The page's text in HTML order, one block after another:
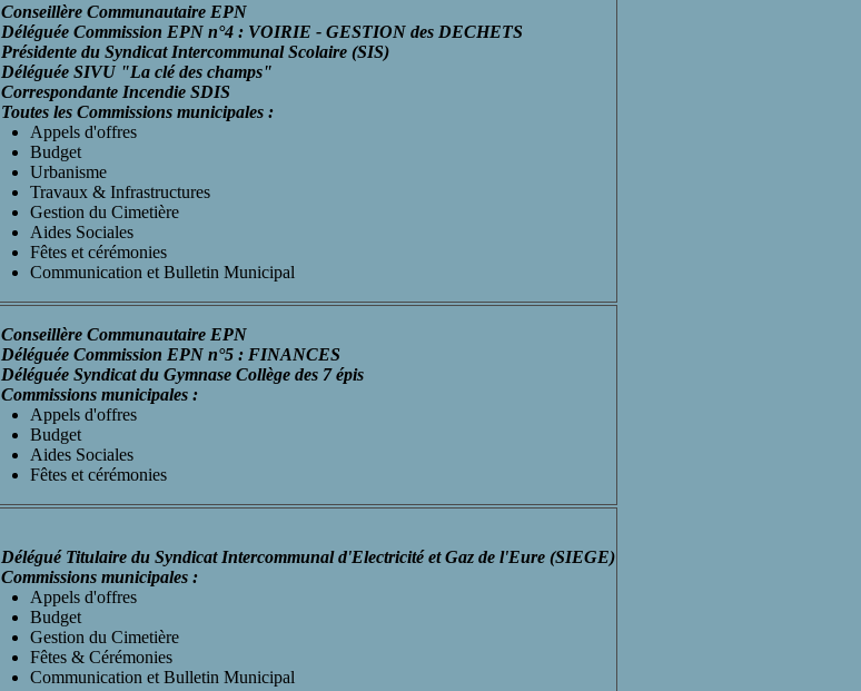
Conseillère Communautaire EPN
Déléguée Commission EPN n°4 : VOIRIE - GESTION des DECHETS
Présidente du Syndicat Intercommunal Scolaire (SIS)
Déléguée SIVU "La clé des champs"
Correspondante Incendie SDIS
Toutes les Commissions municipales :
Appels d'offres
Budget
Urbanisme
Travaux & Infrastructures
Gestion du Cimetière
Aides Sociales
Fêtes et cérémonies
Communication et Bulletin Municipal
Conseillère Communautaire EPN
Déléguée Commission EPN n°5 : FINANCES
Déléguée Syndicat du Gymnase Collège des 7 épis
Commissions municipales :
Appels d'offres
Budget
Aides Sociales
Fêtes et cérémonies
Délégué Titulaire du Syndicat Intercommunal d'Electricité et Gaz de l'Eure (SIEGE)
Commissions municipales :
Appels d'offres
Budget
Gestion du Cimetière
Fêtes & Cérémonies
Communication et Bulletin Municipal